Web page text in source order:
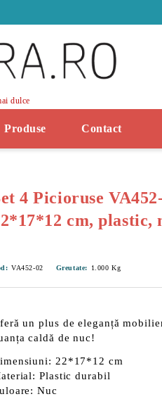
dulce
Produse Contact
4 Picioruse
cm, plastic,
VA452-02 Greutate: 1.000 Kg
un plus de eleganță
caldă de nuc!
22*17*12 cm
Plastic durabil
Nuc